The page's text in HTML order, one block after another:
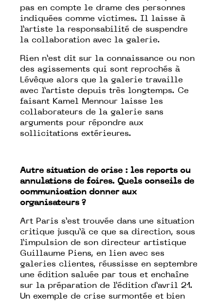
pas en compte le drame des personnes
indiquées comme victimes. Il laisse à
l’artiste la responsabilité de suspendre
la collaboration avec la galerie.
Rien n’est dit sur la connaissance ou non
des agissements qui sont reprochés à
Lévêque alors que la galerie travaille
avec l’artiste depuis très longtemps. Ce
faisant Kamel Mennour laisse les
collaborateurs de la galerie sans
arguments pour répondre aux
sollicitations extérieures.
Autre situation de crise : les reports ou
annulations de foires. Quels conseils de
communication donner aux
organisateurs ?
Art Paris s’est trouvée dans une situation
critique jusqu’à ce que sa direction, sous
l’impulsion de son directeur artistique
Guillaume Piens, en lien avec ses
galeries clientes, réussisse en septembre
une édition saluée par tous et enchaîne
sur la préparation de l’édition d’avril 21.
Un exemple de crise surmontée et bien